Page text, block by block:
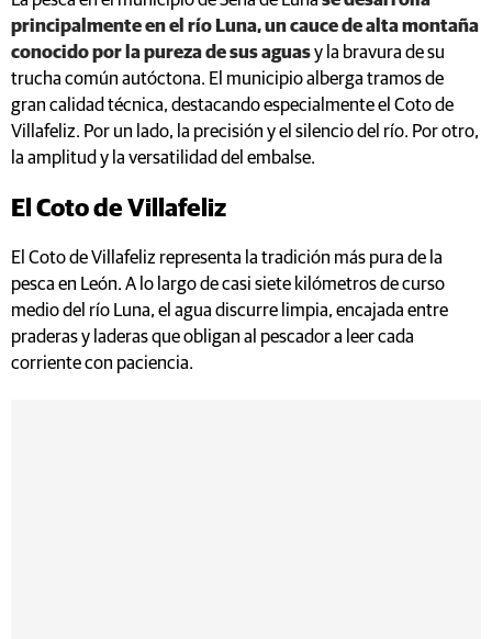
principalmente en el río Luna, un cauce de alta montaña
conocido por la pureza de sus aguasy la bravura de su
trucha común autóctona. El municipio alberga tramos de
gran calidad técnica, destacando especialmente el Coto de
Villafeliz. Por un lado, la precisión y el silencio del río. Por otro,
la amplitud y la versatilidad del embalse.
El Coto de Villafeliz
El Coto de Villafeliz representa la tradición más pura de la
pesca en León. A lo largo de casi siete kilómetros de curso
medio del río Luna, el agua discurre limpia, encajada entre
praderas y laderas que obligan al pescador a leer cada
corriente con paciencia.